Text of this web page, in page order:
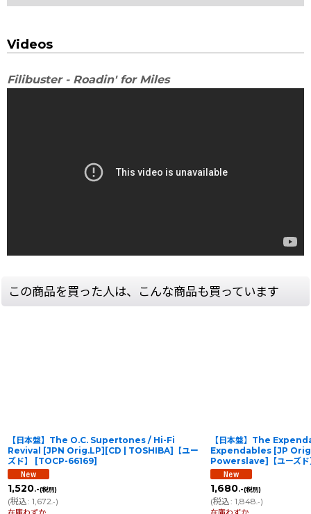
Videos
Filibuster - Roadin' for Miles
この商品を買った人は、こんな商品も買っています
【日本盤】The O.C. Supertones / Hi-Fi
Revival [JPN Orig.LP][CD | TOSHIBA]【ユー
ズド】
[TOCP-66169]
1,520.-(税別)
(税込: 1,672 .-)
【日本盤】The
Expendables [JP
Powerslave]【ユーズド
1,680.-(税別)
(税込: 1,848 .-)